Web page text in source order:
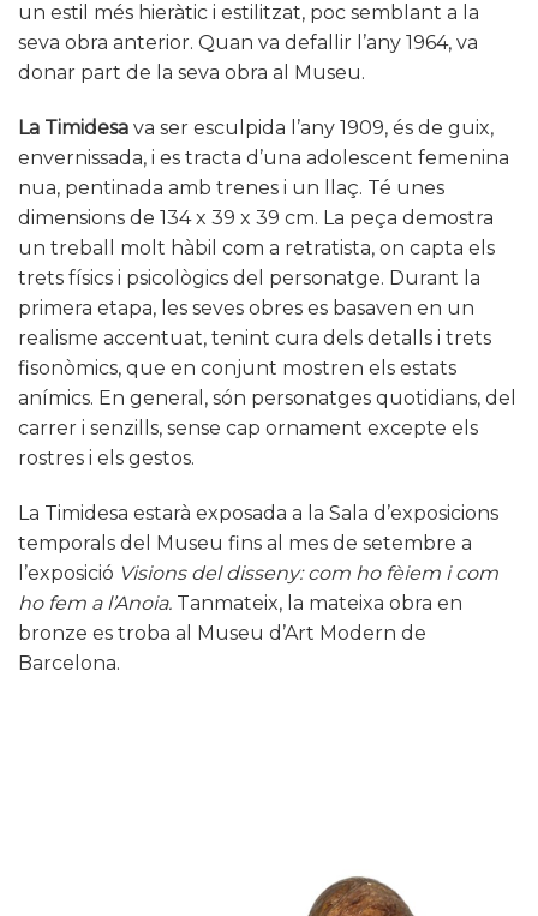
un estil més hieràtic i estilitzat, poc semblant a la
seva obra anterior. Quan va defallir l’any 1964, va
donar part de la seva obra al Museu.
La Timidesa va ser esculpida l’any 1909, és de guix,
envernissada, i es tracta d’una adolescent femenina
nua, pentinada amb trenes i un llaç. Té unes
dimensions de 134 x 39 x 39 cm. La peça demostra
un treball molt hàbil com a retratista, on capta els
trets físics i psicològics del personatge. Durant la
primera etapa, les seves obres es basaven en un
realisme accentuat, tenint cura dels detalls i trets
fisonòmics, que en conjunt mostren els estats
anímics. En general, són personatges quotidians, del
carrer i senzills, sense cap ornament excepte els
rostres i els gestos.
La Timidesa estarà exposada a la Sala d’exposicions
temporals del Museu fins al mes de setembre a
l’exposició Visions del disseny: com ho fèiem i com
ho fem a l’Anoia. Tanmateix, la mateixa obra en
bronze es troba al Museu d’Art Modern de
Barcelona.